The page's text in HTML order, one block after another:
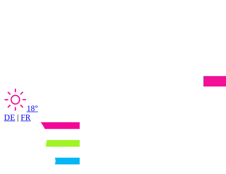
18°
DE | FR